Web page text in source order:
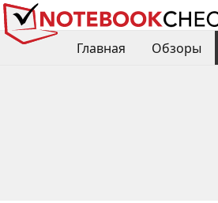
Главная Обзоры